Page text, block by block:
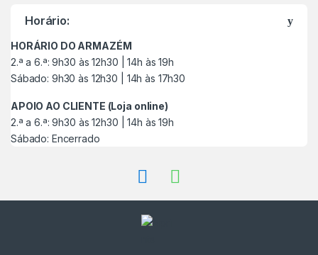
r
Horário:
HORÁRIO DO ARMAZÉM
2.ª a 6.ª: 9h30 às 12h30 | 14h às 19h
Sábado: 9h30 às 12h30 | 14h às 17h30
APOIO AO CLIENTE (Loja online)
2.ª a 6.ª: 9h30 às 12h30 | 14h às 19h
Sábado: Encerrado